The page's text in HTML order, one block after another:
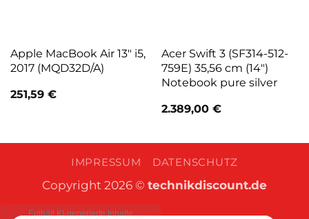
Apple MacBook Air 13″ i5,
2017 (MQD32D/A)
251,59 €
Acer Swift 3 (SF314-512-
759E) 35,56 cm (14″)
Notebook pure silver
2.389,00 €
IMPRESSUM DATENSCHUTZ
Copyright 2026 © technikdiscount.de